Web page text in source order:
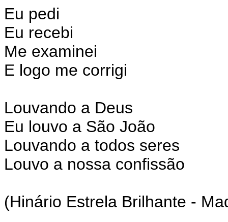
Eu pedi
Eu recebi
Me examinei
E logo me corrigi
Louvando a Deus
Eu louvo a São João
Louvando a todos seres
Louvo a nossa confissão
(Hinário Estrela Brilhante -